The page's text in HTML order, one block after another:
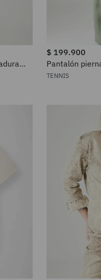
$ 199.900
Pantalón
elástica en lino
TENNIS